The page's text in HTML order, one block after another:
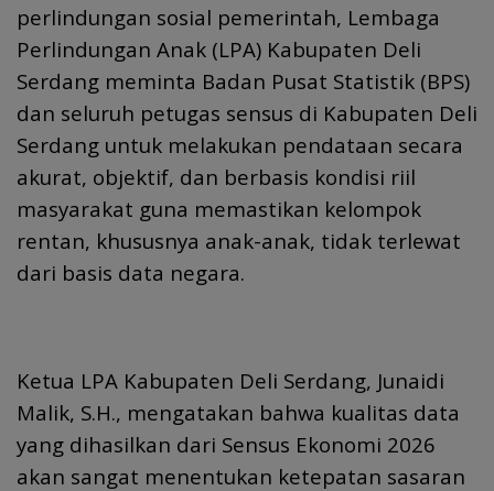
perlindungan sosial pemerintah, Lembaga
Perlindungan Anak (LPA) Kabupaten Deli
Serdang meminta Badan Pusat Statistik (BPS)
dan seluruh petugas sensus di Kabupaten Deli
Serdang untuk melakukan pendataan secara
akurat, objektif, dan berbasis kondisi riil
masyarakat guna memastikan kelompok
rentan, khususnya anak-anak, tidak terlewat
dari basis data negara.
Ketua LPA Kabupaten Deli Serdang, Junaidi
Malik, S.H., mengatakan bahwa kualitas data
yang dihasilkan dari Sensus Ekonomi 2026
akan sangat menentukan ketepatan sasaran